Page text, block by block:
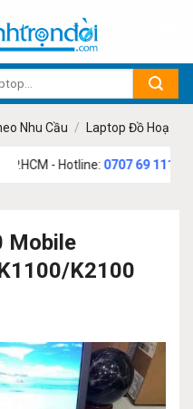
Nhu Cầu / Laptop Đồ Hoạ
0707 69 1111
Mobile
K2100